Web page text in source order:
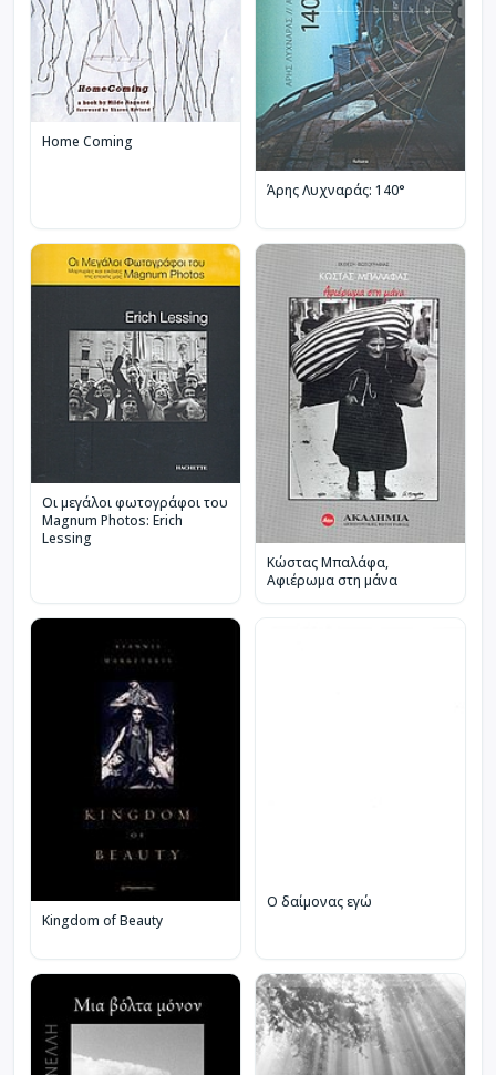
Home Coming
Άρης Λυχναράς: 140°
Οι μεγάλοι φωτογράφοι του
Magnum Photos: Erich
Lessing
Κώστας Μπαλάφα,
Αφιέρωμα στη μάνα
Kingdom of Beauty
Ο δαίμονας εγώ